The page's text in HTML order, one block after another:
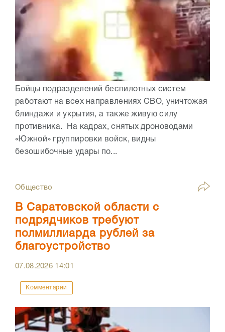
Бойцы подразделений беспилотных систем
работают на всех направлениях СВО, уничтожая
блиндажи и укрытия, а также живую силу
противника. На кадрах, снятых дроноводами
«Южной» группировки войск, видны
безошибочные удары по...
Общество
В Саратовской области с
подрядчиков требуют
полмиллиарда рублей за
благоустройство
07.08.2026 14:01
Комментарии